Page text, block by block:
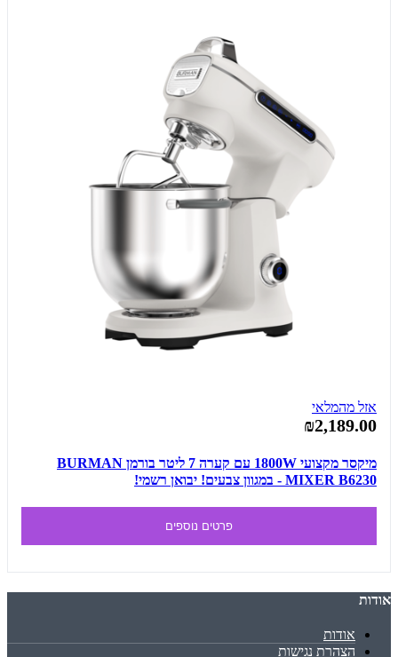
אזל מהמלאי
₪2,189.00
מיקסר מקצועי 1800W עם קערה 7 ליטר בורמן BURMAN
MIXER B6230 - במגוון צבעים! יבואן רשמי!
פרטים נוספים
אודות
אודות
הצהרת נגישות